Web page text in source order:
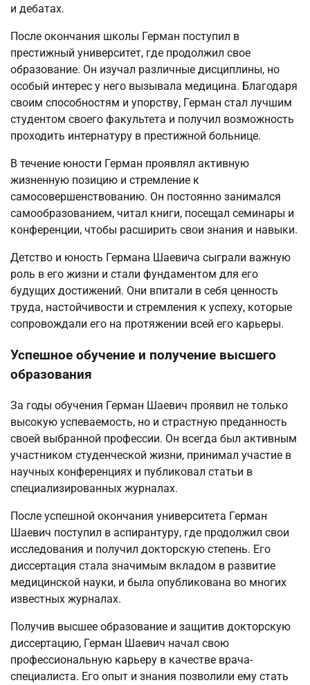
и дебатах.
После окончания школы Герман поступил в
престижный университет, где продолжил свое
образование. Он изучал различные дисциплины, но
особый интерес у него вызывала медицина. Благодаря
своим способностям и упорству, Герман стал лучшим
студентом своего факультета и получил возможность
проходить интернатуру в престижной больнице.
В течение юности Герман проявлял активную
жизненную позицию и стремление к
самосовершенствованию. Он постоянно занимался
самообразованием, читал книги, посещал семинары и
конференции, чтобы расширить свои знания и навыки.
Детство и юность Германа Шаевича сыграли важную
роль в его жизни и стали фундаментом для его
будущих достижений. Они впитали в себя ценность
труда, настойчивости и стремления к успеху, которые
сопровождали его на протяжении всей его карьеры.
Успешное обучение и получение высшего
образования
За годы обучения Герман Шаевич проявил не только
высокую успеваемость, но и страстную преданность
своей выбранной профессии. Он всегда был активным
участником студенческой жизни, принимал участие в
научных конференциях и публиковал статьи в
специализированных журналах.
После успешной окончания университета Герман
Шаевич поступил в аспирантуру, где продолжил свои
исследования и получил докторскую степень. Его
диссертация стала значимым вкладом в развитие
медицинской науки, и была опубликована во многих
известных журналах.
Получив высшее образование и защитив докторскую
диссертацию, Герман Шаевич начал свою
профессиональную карьеру в качестве врача-
специалиста. Его опыт и знания позволили ему стать